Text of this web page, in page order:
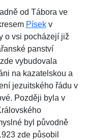
od Tábora ve
Písekv
o vsi pocházejí již
panství
vybudovala
na kazatelskou a
jezuitského řádu v
Později byla v
byl původně
zde působil